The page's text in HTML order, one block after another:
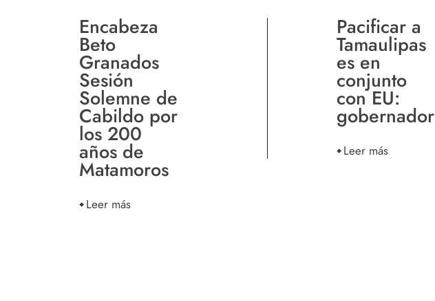
Encabeza
Beto
Granados
Sesión
Solemne de
Cabildo por
los 200
años de
Matamoros
Leer más
Pacificar a
Tamaulipas
es en
conjunto
con EU:
gobernador
Leer más